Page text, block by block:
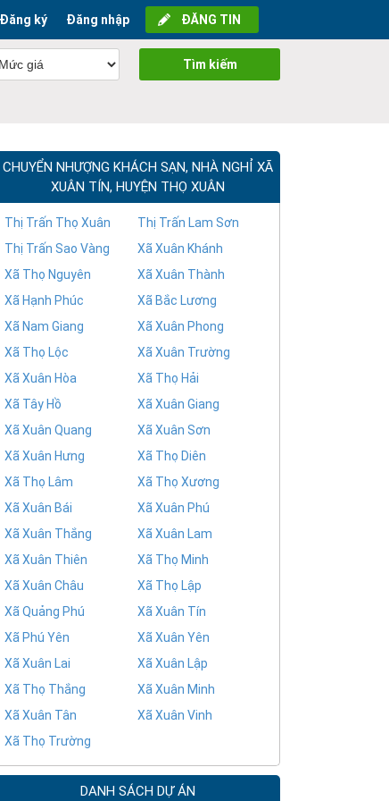
ĐĂNG TIN
Đăng nhập
Đăng ký
Tìm kiếm
CHUYỂN NHƯỢNG KHÁCH SẠN, NHÀ NGHỈ XÃ
XUÂN TÍN, HUYỆN THỌ XUÂN
Thị Trấn Thọ Xuân
Thị Trấn Lam Sơn
Thị Trấn Sao Vàng
Xã Xuân Khánh
Xã Thọ Nguyên
Xã Xuân Thành
Xã Hạnh Phúc
Xã Bắc Lương
Xã Nam Giang
Xã Xuân Phong
Xã Thọ Lộc
Xã Xuân Trường
Xã Xuân Hòa
Xã Thọ Hải
Xã Tây Hồ
Xã Xuân Giang
Xã Xuân Quang
Xã Xuân Sơn
Xã Xuân Hưng
Xã Thọ Diên
Xã Thọ Lâm
Xã Thọ Xương
Xã Xuân Bái
Xã Xuân Phú
Xã Xuân Thắng
Xã Xuân Lam
Xã Xuân Thiên
Xã Thọ Minh
Xã Xuân Châu
Xã Thọ Lập
Xã Quảng Phú
Xã Xuân Tín
Xã Phú Yên
Xã Xuân Yên
Xã Xuân Lai
Xã Xuân Lập
Xã Thọ Thắng
Xã Xuân Minh
Xã Xuân Tân
Xã Xuân Vinh
Xã Thọ Trường
DANH SÁCH DỰ ÁN